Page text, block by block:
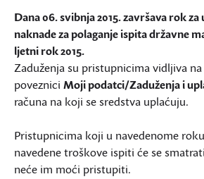
Dana 06. svibnja 2015. završava rok
naknade za polaganje ispita državne
ljetni rok 2015.
Zaduženja su pristupnicima vidljiva
poveznici Moji podatci/Zaduženja i
računa na koji se sredstva uplaćuju.
Pristupnicima koji u navedenome
navedene troškove ispiti će se
neće im moći pristupiti.